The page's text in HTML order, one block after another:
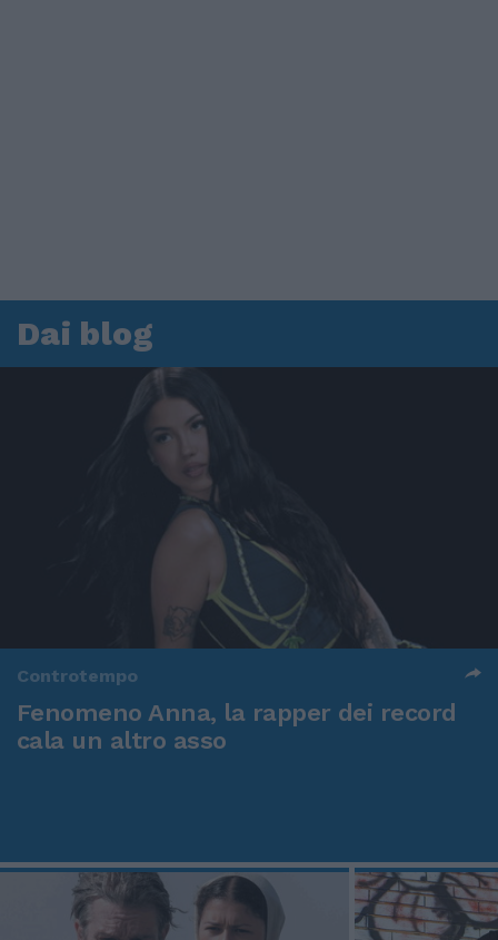
Dai blog
Controtempo
Fenomeno Anna, la rapper dei record
cala un altro asso